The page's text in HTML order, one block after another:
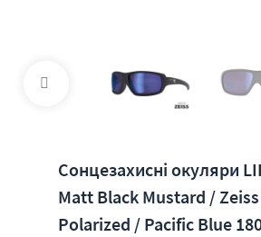
Сонцезахисні окуляри
Matt Black Mustard / Zeiss
Polarized / Pacific Blue